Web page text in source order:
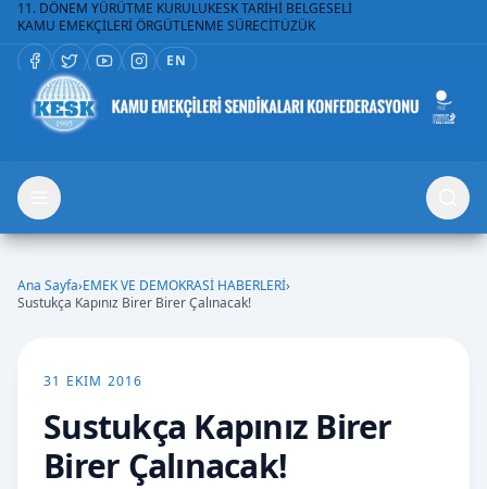
11. DÖNEM YÜRÜTME KURULUKESK TARİHİ BELGESELİ
KAMU EMEKÇİLERİ ÖRGÜTLENME SÜRECİTÜZÜK
EN
Ana Sayfa›EMEK VE DEMOKRASİ HABERLERİ›
Sustukça Kapınız Birer Birer Çalınacak!
31 EKIM 2016
Sustukça Kapınız Birer
Birer Çalınacak!